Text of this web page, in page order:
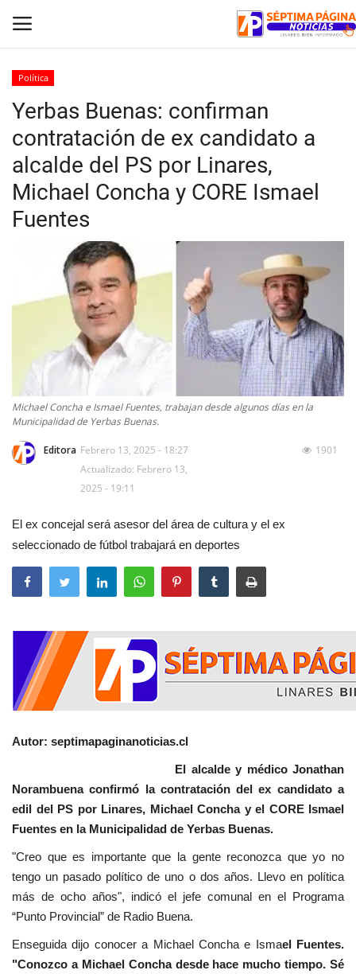
Inicio
Crónica
Policial
Tribunales
Política
Espectáculos
Política
Yerbas Buenas: confirman
contratación de ex candidato a
alcalde del PS por Linares,
Michael Concha y CORE Ismael
Fuentes
Michael Concha e Ismael Fuentes, trabajan desde algunos días en la
Municipalidad de Yerbas Buenas.
Editora Febrero 13, 2025 - 18:27
Actualizado: Febrero 13,
2025 - 19:11
1901
El ex concejal será asesor del área de cultura y el ex
seleccionado de fútbol trabajará en deportes
Autor: septimapaginanoticias.cl
El alcalde y médico Jonathan
Norambuena confirmó la contratación del ex candidato a
edil del PS por Linares, Michael Concha y el CORE Ismael
Fuentes en la Municipalidad de Yerbas Buenas.
"Creo que es importante que la gente reconozca que yo no
tengo un pasado político de uno o dos años. Llevo en política
más de ocho años", indicó el jefe comunal en el Programa
“Punto Provincial” de Radio Buena.
Enseguida dijo conocer a Michael Concha e Ismael Fuentes.
"Conozco a Michael Concha desde hace mucho tiempo. Sé